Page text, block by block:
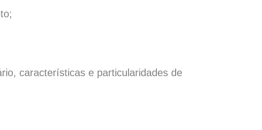
características e particularidades de